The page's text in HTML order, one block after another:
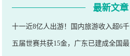
最新文章
十一近8亿人出游！国内旅游收入超6千
五届世赛共获15金，广东已建成全国最